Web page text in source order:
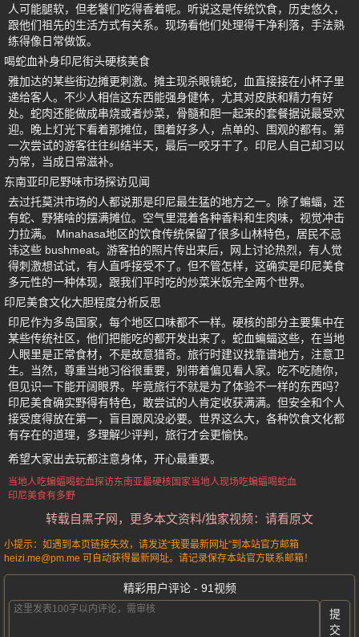
人可能腿软，但老饕们吃得香着呢。听说这是传统饮食，历史悠久，
跟他们祖先的生活方式有关系。现场看他们处理得干净利落，手法熟
练得像日常做饭。
喝蛇血补身印尼街头硬核美食
雅加达的某些街边摊更刺激。摊主现杀眼镜蛇，血直接接在小杯子里
递给客人。不少人相信这东西能强身健体，尤其对皮肤和精力有好
处。蛇肉还能做成串烧或者炒菜，骨髓和胆一起来的套餐据说最受欢
迎。晚上灯光下看着那摊位，围着好多人，点单的、围观的都有。第
一次尝试的游客往往纠结半天，最后一咬牙干了。印尼人自己却习以
为常，当成日常滋补。
东南亚印尼野味市场探访见闻
去过托莫洪市场的人都说那是印尼最生猛的地方之一。除了蝙蝠，还
有蛇、野猪啥的摆满摊位。空气里混着各种香料和生肉味，视觉冲击
力拉满。 Minahasa地区的饮食传统保留了很多山林特色，居民不忌
讳这些 bushmeat。游客拍的照片传出来后，网上讨论热烈，有人觉
得刺激想试试，有人直呼接受不了。但不管怎样，这确实是印尼美食
多元性的一种体现，跟我们平时吃的炒菜米饭完全两个世界。
印尼美食文化大胆程度分析反思
印尼作为多岛国家，每个地区口味都不一样。硬核的部分主要集中在
某些传统社区，他们把能吃的都开发出来了。蛇血蝙蝠这些，在当地
人眼里是正常食材，不是故意猎奇。旅行时建议找靠谱地方，注意卫
生。当然，尊重当地习俗很重要，别带着偏见看人家。吃不吃随你，
但见识一下能开阔眼界。毕竟旅行不就是为了体验不一样的东西吗？
印尼美食确实野得有特色，敢尝试的人肯定收获满满。但安全和个人
接受度得放在第一，盲目跟风没必要。世界这么大，各种饮食文化都
有存在的道理，多理解少评判，旅行才会更愉快。
希望大家出去玩都注意身体，开心最重要。
当地人吃蝙蝠喝蛇血探访东南亚最硬核国家当地人现场吃蝙蝠喝蛇血
印尼美食有多野
转载自黑子网，更多本文资料/独家视频：请看原文
小提示：如遇到本页链接失效，请发送“我要最新网址”到本站官方邮箱
heizi.me@pm.me 可自动获得最新网址。请记录保存本站官方联系邮箱！
精彩用户评论 - 91视频
提
交